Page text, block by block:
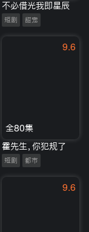
不必借光我即星辰
短剧 甜宠
9.6
全80集
霍先生，你犯规了
短剧 都市
9.6